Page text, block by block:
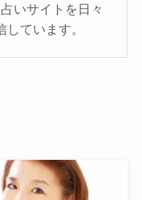
いサイトを日々
ています。